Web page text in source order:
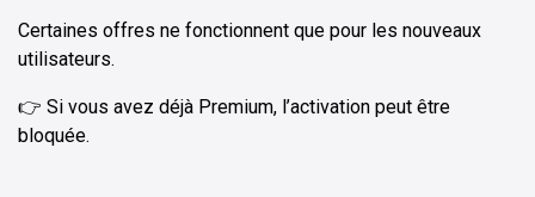
Certaines offres ne fonctionnent que pour les nouveaux
utilisateurs.
👉 Si vous avez déjà Premium, l’activation peut être
bloquée.